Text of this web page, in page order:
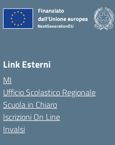
Link Esterni
MI
Ufficio Scolastico Regionale
Scuola in Chiaro
Iscrizioni On Line
Invalsi